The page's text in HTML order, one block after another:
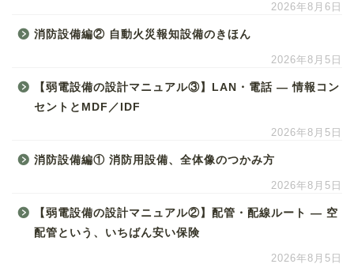
2026年8月6日
消防設備編② 自動火災報知設備のきほん
2026年8月5日
【弱電設備の設計マニュアル③】LAN・電話 ― 情報コン
セントとMDF／IDF
2026年8月5日
消防設備編① 消防用設備、全体像のつかみ方
2026年8月5日
【弱電設備の設計マニュアル②】配管・配線ルート ― 空
配管という、いちばん安い保険
2026年8月5日